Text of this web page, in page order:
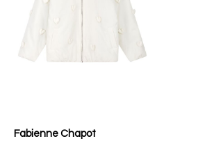
Fabienne Chapot